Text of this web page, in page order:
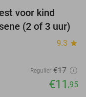
voor kind
(2 of 3 uur)
9.3 star
Regulier €17
€11 ,95